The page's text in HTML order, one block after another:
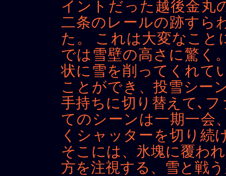
イントだった越後金丸
二条のレールの跡すら
た。 これは大変なこ
では雪壁の高さに驚く
状に雪を削ってくれて
ことができ、投雪シー
手持ちに切り替えて､
てのシーンは一期一会
くシャッターを切り続
そこには、氷塊に覆わ
方を注視する、雪と戦